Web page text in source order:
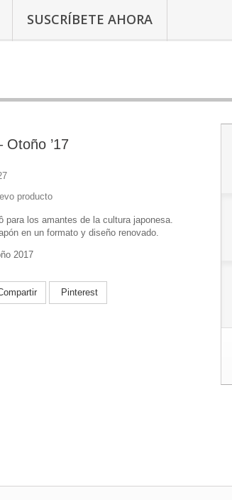
SUSCRÍBETE AHORA
Otoño ’17
producto
para los amantes de la cultura japonesa.
en un formato y diseño renovado.
2017
Pinterest